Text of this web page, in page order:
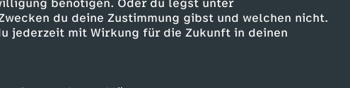
benötigen. Oder du legst unter
du deine Zustimmung gibst und welchen nicht.
jederzeit mit Wirkung für die Zukunft in deinen